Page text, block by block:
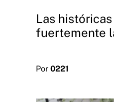
Las
fuertemente
Por 0221